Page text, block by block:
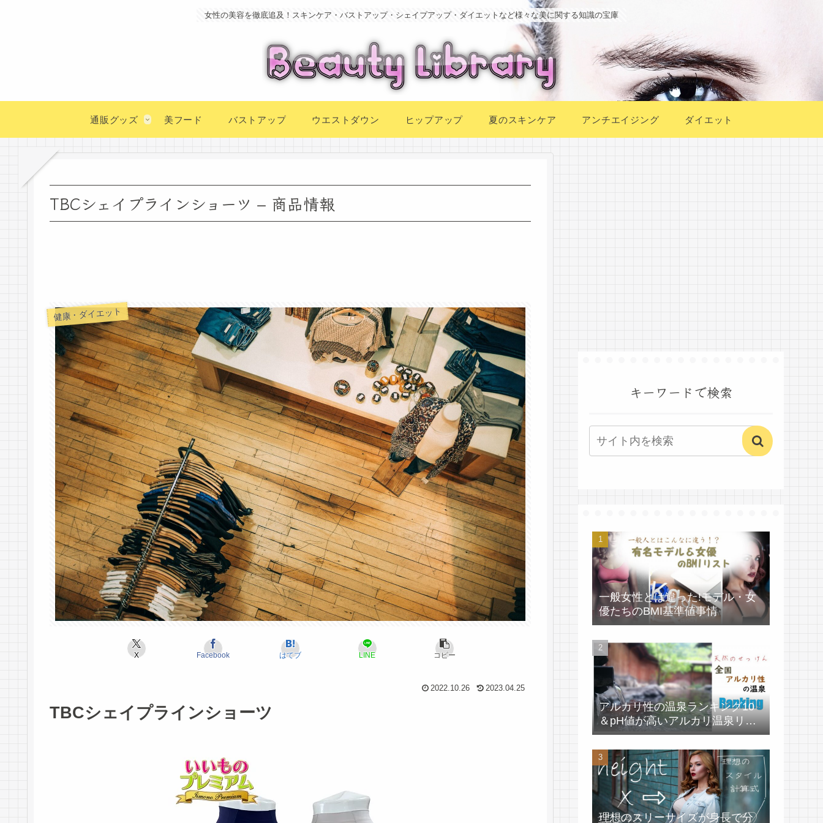
女性の美容を徹底追及！スキンケア・バストアップ・シェイプアップ・ダイエットなど様々な美に関する知識の宝庫
通販グッズ 美フード バストアップ ウエストダウン ヒップアップ 夏のスキンケア アンチエイジング ダイエット
TBCシェイプラインショーツ – 商品情報
健康・ダイエット
X Facebook はてブ LINE コピー
2022.10.26 2023.04.25
TBCシェイプラインショーツ
キーワードで検索
一般女性とは違った!モデル・女
優たちのBMI基準値事情
アルカリ性の温泉ランキング10
＆pH値が高いアルカリ温泉リス
ト
理想のスリーサイズが身長で分